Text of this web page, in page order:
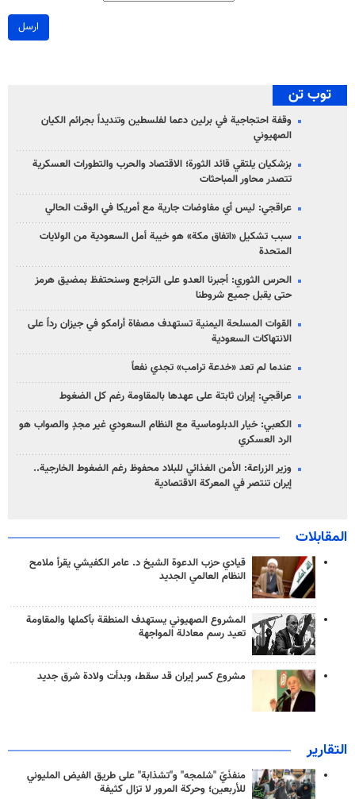
ارسل
توب تن
وقفة احتجاجية في برلين دعما لفلسطين وتنديداً بجرائم الكيان
الصهیوني
بزشكيان يلتقي قائد الثورة؛ الاقتصاد والحرب والتطورات العسكرية
تتصدر محاور المباحثات
عراقجي: ليس أي مفاوضات جارية مع أمريكا في الوقت الحالي
سبب تشكيل «اتفاق مكة» هو خيبة أمل السعودية من الولايات
المتحدة
الحرس الثوري: أجبرنا العدو على التراجع وسنحتفظ بمضيق هرمز
حتى يقبل جميع شروطنا
القوات المسلحة اليمنية تستهدف مصفاة أرامكو في جيزان رداً على
الانتهاكات السعودية
عندما لم تعد «خدعة ترامب» تجدي نفعاً
عراقجي: إيران ثابتة على عهدها بالمقاومة رغم كل الضغوط
الكعبي: خيار الدبلوماسية مع النظام السعودي غير مجدٍ والصواب هو
الرد العسكري
وزير الزراعة: الأمن الغذائي للبلاد محفوظ رغم الضغوط الخارجية..
إيران تنتصر في المعركة الاقتصادية
المقابلات
قيادي حزب الدعوة الشيخ د. عامر الكفيشي يقرأ ملامح
النظام العالمي الجديد
المشروع الصهيوني يستهدف المنطقة بأكملها والمقاومة
تعيد رسم معادلة المواجهة
مشروع كسر إيران قد سقط، وبدأت ولادة شرق جديد
التقارير
منفذَيّ "شلمجه" و"تشذابة" على طريق الفيض المليوني
للأربعين؛ وحركة المرور لا تزال كثيفة